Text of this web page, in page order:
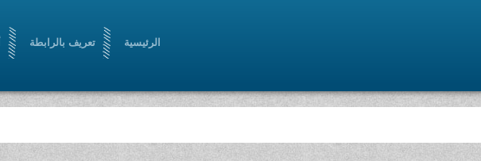
الرئيسية تعريف بالرابطة